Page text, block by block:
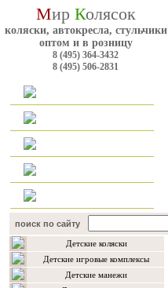
Мир Колясок
коляски, автокресла, стульчики
оптом и в розницу
8 (495) 364-3432
8 (495) 506-2831
поиск по сайту
Детские коляски
Детские игровые комплексы
Детские манежи